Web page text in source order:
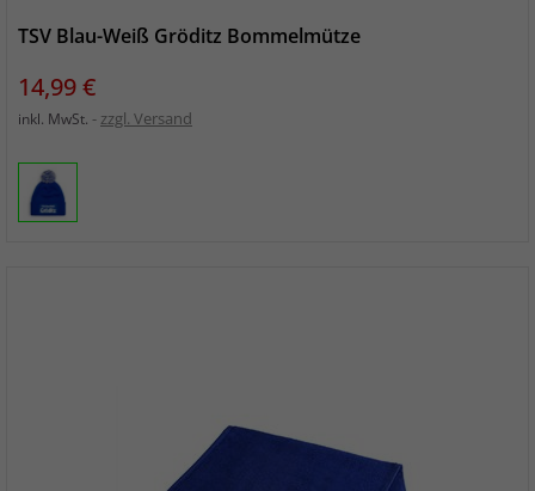
TSV Blau-Weiß Gröditz Bommelmütze
Preis
14,99 €
inkl. MwSt. zzgl. Versand